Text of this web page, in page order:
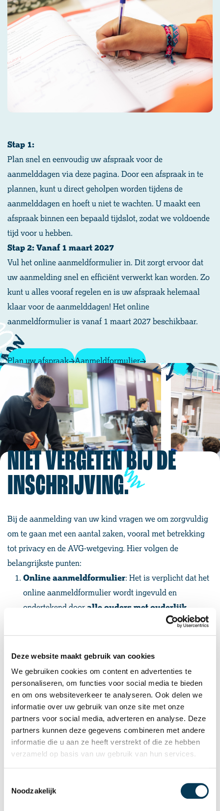
Deze website maakt gebruik van cookies
We gebruiken cookies om content en advertenties te
personaliseren, om functies voor social media te bieden
en om ons websiteverkeer te analyseren. Ook delen we
informatie over uw gebruik van onze site met onze
partners voor social media, adverteren en analyse. Deze
partners kunnen deze gegevens combineren met andere
informatie die u aan ze heeft verstrekt of die ze hebben
verzameld op basis van uw gebruik van hun services.
Noodzakelijk
Stap 1:
Plan snel en eenvoudig uw afspraak voor de
aanmelddagen via deze pagina. Door een afspraak in te
plannen, kunt u direct geholpen worden tijdens de
aanmelddagen en hoeft u niet te wachten. U maakt een
afspraak binnen een bepaald tijdslot, zodat we voldoende
tijd voor u hebben.
Stap 2: Vanaf 1 maart 2027
Vul het online aanmeldformulier in. Dit zorgt ervoor dat
uw aanmelding snel en efficiënt verwerkt kan worden. Zo
kunt u alles vooraf regelen en is uw afspraak helemaal
klaar voor de aanmelddagen! Het online
aanmeldformulier is vanaf 1 maart 2027 beschikbaar.
Plan uw afspraak Aanmeldformulier
NIET VERGETEN BIJ DE
INSCHRIJVING.
Bij de aanmelding van uw kind vragen we om zorgvuldig
om te gaan met een aantal zaken, vooral met betrekking
tot privacy en de AVG-wetgeving. Hier volgen de
belangrijkste punten:
Online aanmeldformulier: Het is verplicht dat het
online aanmeldformulier wordt ingevuld en
ondertekend door alle ouders met ouderlijk
(meestal twee personen). Zorg ervoor dat het
formulier volledig is ingevuld en ondertekendvóór
de afspraak
, uiterlijk 2 dagen van tevoren. Het
maart.
Identificatie van de leerling: Tijdens het
aanmeldingsgesprek wordt uw kind gevraagd zich te
identificeren. HetBSN-nummerop het
aanmeldformulier moet overeenkomen met dat op
hetidentificatiebewijsvan de leerling
Leerlingprofiel
: Het leerlingprofiel (het definitieve